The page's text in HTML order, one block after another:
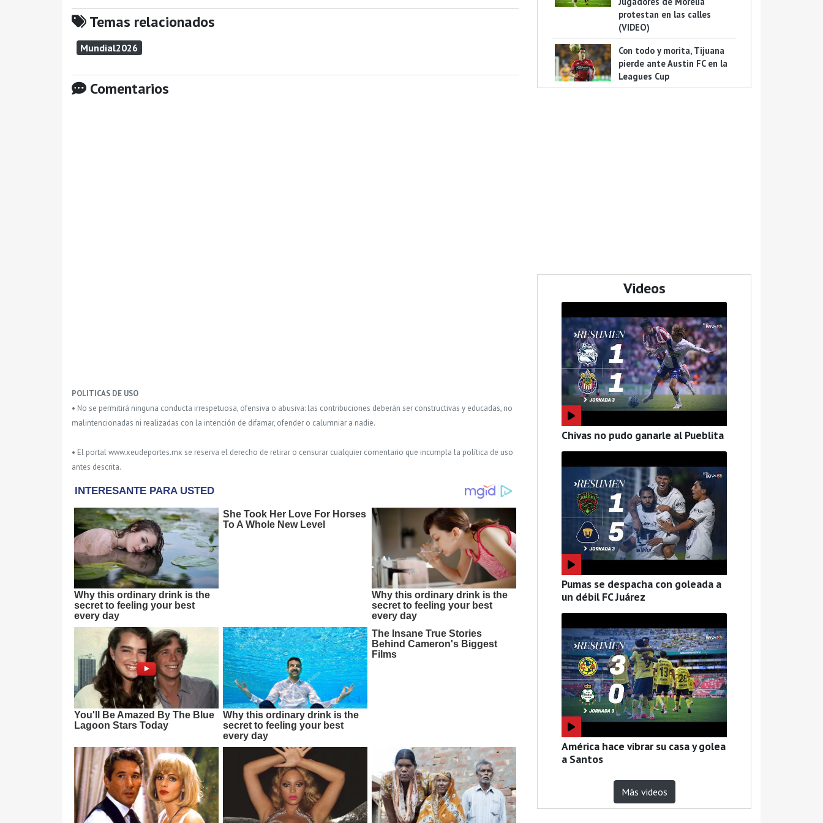
Temas relacionados
Mundial2026
Comentarios
POLITICAS DE USO
• No se permitirá ninguna conducta irrespetuosa, ofensiva o abusiva: las contribuciones deberán ser constructivas y educadas, no
malintencionadas ni realizadas con la intención de difamar, ofender o calumniar a nadie.
• El portal www.xeudeportes.mx se reserva el derecho de retirar o censurar cualquier comentario que incumpla la política de uso
antes descrita.
protestan en las calles
(VIDEO)
Con todo y morita, Tijuana
pierde ante Austin FC en la
Leagues Cup
Videos
Chivas no pudo ganarle al Pueblita
Pumas se despacha con goleada a
un débil FC Juárez
América hace vibrar su casa y golea
a Santos
Más videos